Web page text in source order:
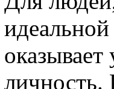
личность.